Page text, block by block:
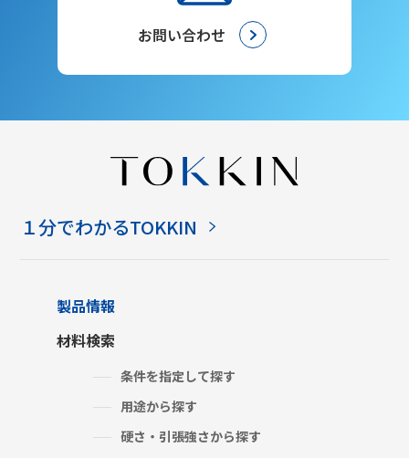
お問い合わせ
１分でわかるTOKKIN
製品情報
材料検索
条件を指定して探す
用途から探す
硬さ・引張強さから探す